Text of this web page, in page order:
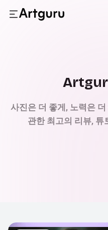
사진은 더 좋게, 노력은
관한 최고의 리뷰, 튜